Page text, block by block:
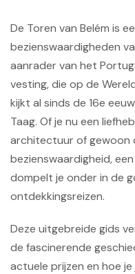
De Toren van Belém is
bezienswaardigheden
aanrader van het
vesting, die op de
kijkt al sinds de 16e
Taag. Of je nu een
architectuur of gewoon
bezienswaardigheid,
dompelt je onder in de
ontdekkingsreizen.
Deze uitgebreide gids
de fascinerende
actuele prijzen en hoe